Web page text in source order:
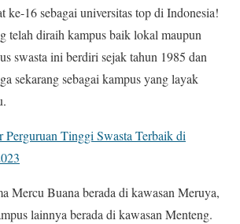
ke-16 sebagai universitas top di Indonesia!
telah diraih kampus baik lokal maupun
swasta ini berdiri sejak tahun 1985 dan
sekarang sebagai kampus yang layak
Perguruan Tinggi Swasta Terbaik di
Mercu Buana berada di kawasan Meruya,
lainnya berada di kawasan Menteng.